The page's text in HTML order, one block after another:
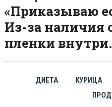
«Приказываю
Из-за наличия
пленки
ДИЕТА КУРИЦА